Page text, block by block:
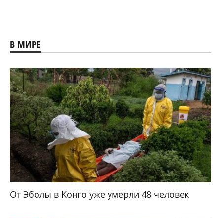
В МИРЕ
От Эболы в Конго уже умерли 48 человек